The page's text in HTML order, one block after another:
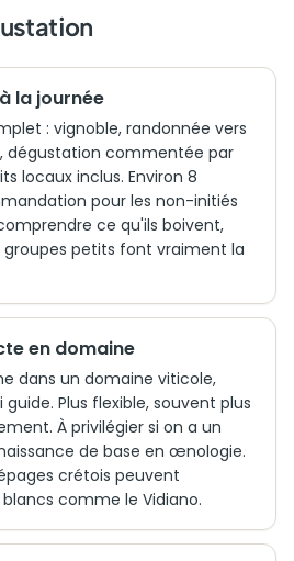
la journée
: vignoble, randonnée vers
dégustation commentée par
locaux inclus. Environ 8
pour les non-initiés
ce qu'ils boivent,
groupes petits font vraiment la
en domaine
dans un domaine viticole,
Plus flexible, souvent plus
À privilégier si on a un
de base en œnologie.
crétois peuvent
comme le Vidiano.